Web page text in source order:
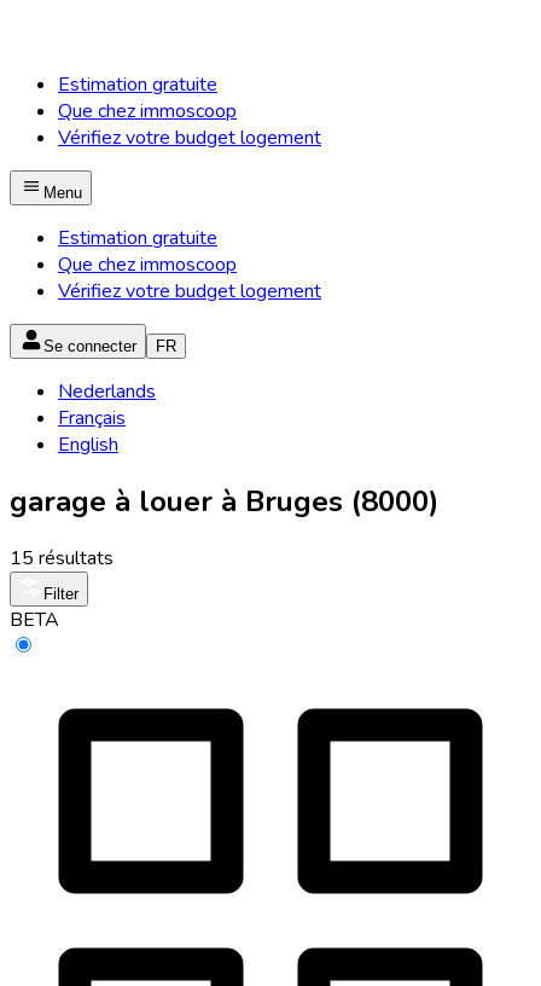
Estimation gratuite
Que chez immoscoop
Vérifiez votre budget logement
Menu
Estimation gratuite
Que chez immoscoop
Vérifiez votre budget logement
Se connecter FR
Nederlands
Français
English
garage à louer à Bruges (8000)
15 résultats
Filter
BETA